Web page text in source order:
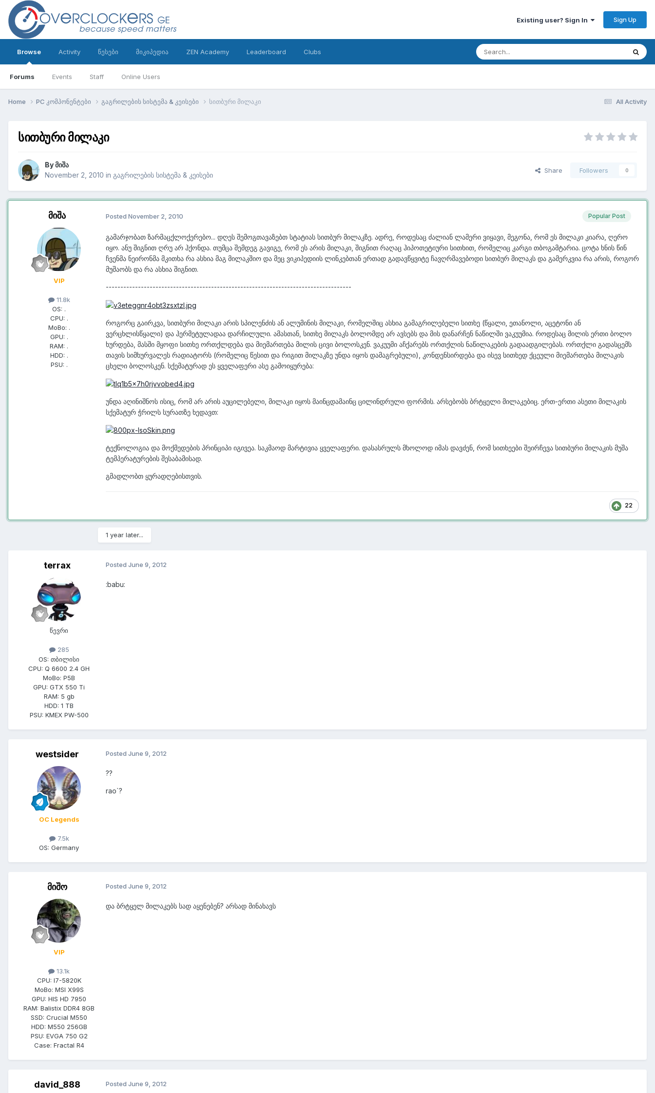
Existing user? Sign In Sign Up
Browse
Forums Events Staff Online Users
Activity წესები მიკიპედია ZEN Academy Leaderboard Clubs
All Activity
Home PC კომპონენტები გაგრილების სისტემა & კეისები სითბური მილაკი
სითბური მილაკი
Byმიშა
November 2, 2010 in გაგრილების სისტემა & კეისები
Share Followers 0
მიშა
VIP
11.8k
OS: .
CPU: .
MoBo: .
GPU: .
RAM: .
HDD: .
PSU: .
Popular Post
Posted November 2, 2010
გამარჯობათ ზარმაცქლოქერებო... დღეს შემოგთავაზებთ სტატიას სითბურ მილაკზე. ადრე, როდესაც ძალიან ლამერი ვიყავი, მეგონა, რომ ეს მილაკი კიარა, ღერო
იყო. ანუ შიგნით ღრუ არ ჰქონდა. თუმცა შემდეგ გავიგე, რომ ეს არის მილაკი, შიგნით რაღაც ჰიპოთეტიური სითხით, რომელიც კარგი თბოგამტარია. ცოტა ხნის წინ
ჩვენმა ნეირონმა მკითხა რა ასხია მაგ მილაკშიო და მეც ვიკიპედიის ლინკებთან ერთად გადავწყვიტე ჩავღრმავებოდი სითბურ მილაკს და გამერკვია რა არის, როგორ
მუშაობს და რა ასხია შიგნით.
------------------------------------------------------------------------------------
როგორც გაირკვა, სითბური მილაკი არის სპილენძის ან ალუმინის მილაკი, რომელშიც ასხია გამაგრილებელი სითხე (წყალი, ეთანოლი, აცეტონი ან
ვერცხლისწყალი) და ჰერმეტულადაა დარჩილული. ამასთან, სითხე მილაკს ბოლომდე არ ავსებს და მის დანარჩენ ნაწილში ვაკუუმია. როდესაც მილის ერთი ბოლო
ხურდება, მასში მყოფი სითხე ორთქლდება და მიემართება მილის ცივი ბოლოსკენ. ვაკუუმი აჩქარებს ორთქლის ნაწილაკების გადაადგილებას. ორთქლი გადასცემს
თავის სიმხურვალეს რადიატორს (რომელიც წესით და რიგით მილაკზე უნდა იყოს დამაგრებული), კონდენსირდება და ისევ სითხედ ქცეული მიემართება მილაკის
ცხელი ბოლოსკენ. სქემატურად ეს ყველაფერი ასე გამოიყურება:
უნდა აღინიშნოს ისიც, რომ არ არის აუცილებელი, მილაკი იყოს მაინცდამაინც ცილინდრული ფორმის. არსებობს ბრტყელი მილაკებიც. ერთ-ერთი ასეთი მილაკის
სქემატურ ჭრილს სურათზე ხედავთ:
ტექნოლოგია და მოქმედების პრინციპი იგივეა. საკმაოდ მარტივია ყველაფერი. დასასრულს მხოლოდ იმას დავძენ, რომ სითხეები შეირჩევა სითბური მილაკის მუშა
ტემპერატურების შესაბამისად.
გმადლობთ ყურადღებისთვის.
22
1 year later...
terrax
წევრი
285
OS: თბილისი
CPU: Q 6600 2.4 GH
MoBo: P5B
GPU: GTX 550 Ti
RAM: 5 gb
HDD: 1 TB
PSU: KMEX PW-500
Posted June 9, 2012
:babu:
westsider
OC Legends
7.5k
OS: Germany
Posted June 9, 2012
??
rao`?
მიშო
VIP
13.1k
CPU: I7-5820K
MoBo: MSI X99S
GPU: HIS HD 7950
RAM: Balistix DDR4 8GB
SSD: Crucial M550
HDD: M550 256GB
PSU: EVGA 750 G2
Case: Fractal R4
Posted June 9, 2012
და ბრტყელ მილაკებს სად აყენებენ? არსად მინახავს
david_888 Posted June 9, 2012